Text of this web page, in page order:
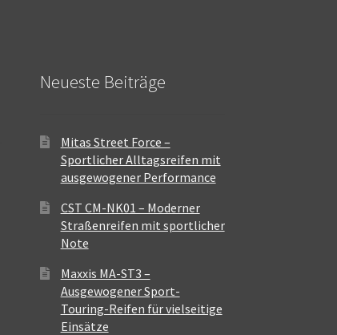
Neueste Beiträge
Mitas Street Force –
Sportlicher Alltagsreifen mit
ausgewogener Performance
CST CM-NK01 – Moderner
Straßenreifen mit sportlicher
Note
Maxxis MA-ST3 –
Ausgewogener Sport-
Touring-Reifen für vielseitige
Einsätze